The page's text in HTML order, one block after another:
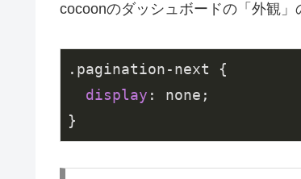
cocoonのダッシュボードの「外観」
.pagination-next {
display : none;